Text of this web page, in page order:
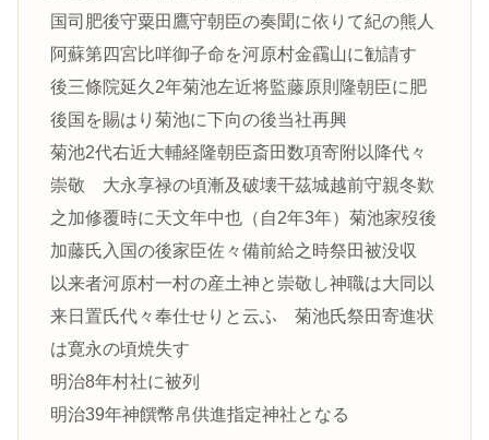
国司肥後守粟田鷹守朝臣の奏聞に依りて紀の熊人
阿蘇第四宮比咩御子命を河原村金靍山に勧請す
後三條院延久2年菊池左近将監藤原則隆朝臣に肥
後国を賜はり菊池に下向の後当社再興
菊池2代右近大輔経隆朝臣斎田数項寄附以降代々
崇敬 大永享禄の頃漸及破壊干茲城越前守親冬歎
之加修覆時に天文年中也（自2年3年）菊池家歿後
加藤氏入国の後家臣佐々備前給之時祭田被没収
以来者河原村一村の産土神と崇敬し神職は大同以
来日置氏代々奉仕せりと云ふ 菊池氏祭田寄進状
は寛永の頃焼失す
明治8年村社に被列
明治39年神饌幣帛供進指定神社となる